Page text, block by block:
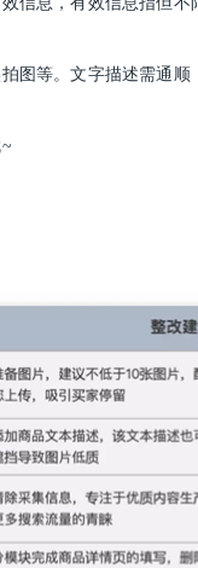
图等。文字描述需通顺